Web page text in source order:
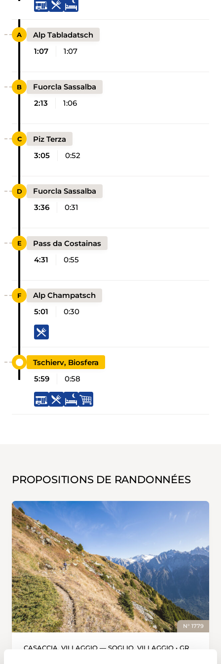
Alp Tabladatsch
1:07
1:07
Fuorcla Sassalba
2:13
1:06
Piz Terza
3:05
0:52
Fuorcla Sassalba
3:36
0:31
Pass da Costainas
4:31
0:55
Alp Champatsch
5:01
0:30
Tschierv, Biosfera
5:59
0:58
PROPOSITIONS DE RANDONNÉES
N° 1779
CASACCIA, VILLAGGIO — SOGLIO, VILLAGGIO • GR